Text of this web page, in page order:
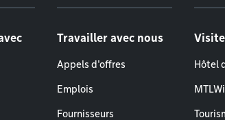
Travailler avec nous
Appels d'offres
Emplois
Fournisseurs
Hôtel